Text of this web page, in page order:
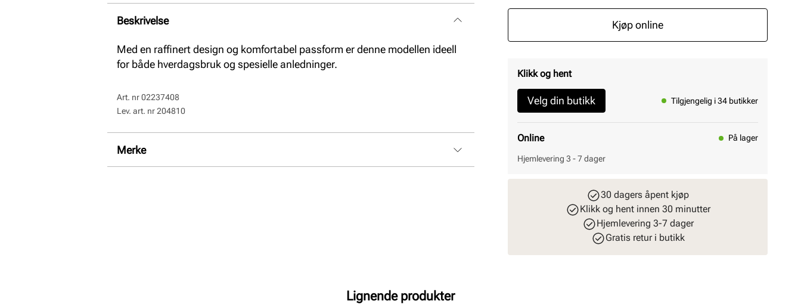
Beskrivelse
Med en raffinert design og komfortabel passform er denne modellen ideell
for både hverdagsbruk og spesielle anledninger.
Art. nr02237408
Lev. art. nr204810
Merke
Kjøp online
Klikk og hent
Velg din butikk Tilgjengelig i 34 butikker
Online På lager
Hjemlevering 3 - 7 dager
30 dagers åpent kjøp
Klikk og hent innen 30 minutter
Hjemlevering 3-7 dager
Gratis retur i butikk
Lignende produkter